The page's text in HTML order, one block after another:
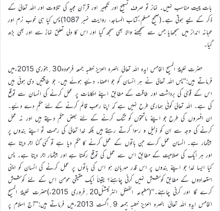
بات چیت مناسب نہیں۔ نماز تو صرف تسبیح اور تکبیر اور قرآن مجید کی تلاوت اور اللہ تعالیٰ کے
ذکر کے لیے ہوتی ہے۔(صحیح مسلم،کتاب المساجد، روایت نمبر 1087)پس کیا ہی خوب نرم اور
محبانہ انداز میں سمجھایا جس سے سمجھنے والا بھی سمجھ گیا اور اس کا دلی تعلق نماز سے اور بھی بڑھ
گیا۔
حضرت خلیفۃ المسیح الخامس ایدہ اللہ تعالیٰ بنصرہ العزیز خطبہ جمعہ فرمودہ30؍جنوری 2015ءمیں
فرماتے ہیں:’’پس اللہ تعالیٰ نے ہر انسان کو جو اعضاء دئیے ہوئے ہیں، جو طاقتیں دی ہوئی ہیں
اس کے قویٰ کی برداشت اور طاقت کے مطابق اپنے احکامات پر عمل کرنے کی انسان سے توقع
کی ہے۔ اللہ تعالیٰ کوئی ہماری طرح نہیں ہے کہ اپنا رعب قائم کرنے کے لئے حکم دے دئیے۔
ان افسروں کی طرح جو اپنے ماتحتوں کو تنگ کرنے کے لئے بعض حکم دیتے ہیں اور نہ عمل
کرنے کی وجہ سے ان کو ذلیل و رسوا کرتے رہتے ہیں بلکہ خدا تعالیٰ کی رحمت تو اپنے بندوں پر
بیشمار ہے۔ انسان عمل کرے جن باتوں کے عمل کرنے کا حکم دیا ہے تو کئی گنا اجر دیتا ہے
اور ہر ایک کی صلاحیت کے مطابق اس سے عمل کی توقع رکھتا ہے اور بیشمار اجر دیتا ہے۔ پس
کیا ایسا خدا جو اپنے بندوں پر اس قدر مہربان ہو اس کی باتوں پر عمل کرنے کی انسان کو اپنی
استعدادوں کے مطابق کوشش نہیں کرنی چاہئے؟ یقیناً ایک حقیقی مومن اس کے لئے کوشش
کرے گا اور کرنی چاہئے۔‘‘(مطبوعہ الفضل انٹرنیشنل20؍فروری 2015ء)حضرت خلیفۃ المسیح
الخامس ایدہ اللہ تعالیٰ بنصرہ العزیز خطبہ جمعہ 9؍اگست 2013ءمیں فرماتے ہیں:’’آج اسلام پر